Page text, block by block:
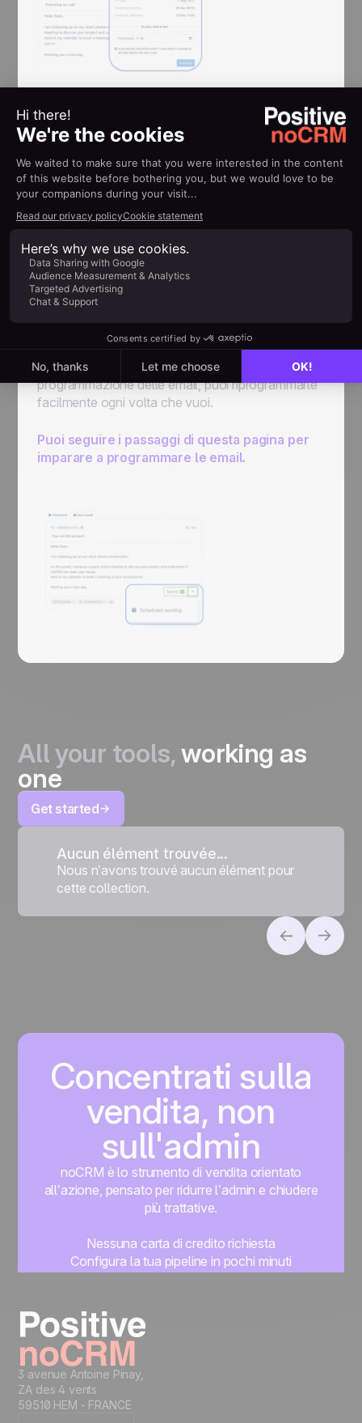
Individuare il momento giusto
per contattare i propri lead con
noCRM
Quindi, come si fa a programmare le email di
follow-up, per poi inviarle al momento giusto, con
Tutto quello che bisogna fare è seguire lo stesso
processo che si seguirebbe per inviare un'email da
noCRM, ma invece di cliccare su "
". È semplicissimo!
E se hai commesso un errore nella
programmazione delle email, puoi riprogrammarle
facilmente ogni volta che vuoi.
Puoi seguire i passaggi di questa pagina per
imparare a programmare le email.
All your tools,working as
one
Get started
Aucun élément trouvée...
Nous n’avons trouvé aucun élément pour
cette collection.
Concentrati sulla
vendita, non
sull'admin
noCRM è lo strumento di vendita orientato
all’azione, pensato per ridurre l’admin e chiudere
più trattative.
Nessuna carta di credito richiesta
Configura la tua pipeline in pochi minuti
3 avenue Antoine Pinay,
ZA des 4 vents
59510 HEM - FRANCE